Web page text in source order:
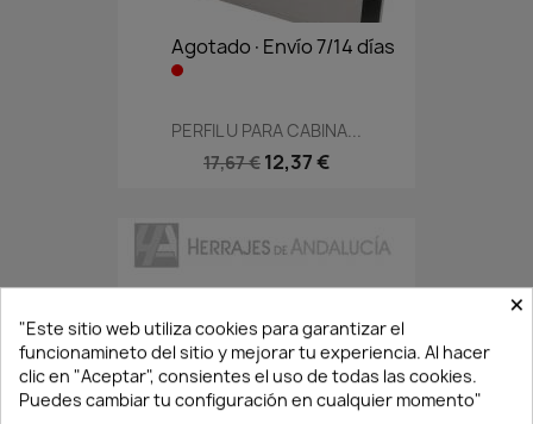
Agotado·Envío 7/14 días
PERFIL U PARA CABINA...
17,67 € 12,37 €
×
"Este sitio web utiliza cookies para garantizar el
funcionamineto del sitio y mejorar tu experiencia. Al hacer
clic en "Aceptar", consientes el uso de todas las cookies.
Puedes cambiar tu configuración en cualquier momento"